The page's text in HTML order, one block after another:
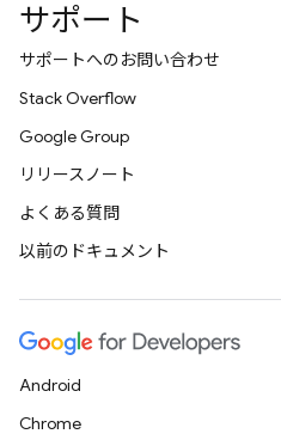
サポート
サポートへのお問い合わせ
Stack Overflow
Google Group
リリースノート
よくある質問
以前のドキュメント
Android
Chrome